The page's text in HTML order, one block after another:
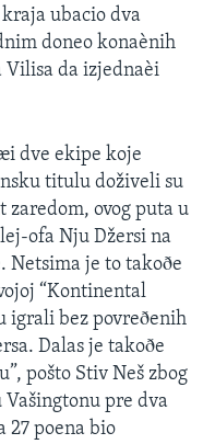
ubacio dva
doneo konaènih
Vilisa da izjednaèi
dve ekipe koje
titulu doživeli su
zaredom, ovog puta u
ofa Nju Džersi na
Netsima je to takoðe
“Kontinental
igrali bez povreðenih
Dalas je takoðe
pošto Stiv Neš zbog
Vašingtonu pre dva
27 poena bio